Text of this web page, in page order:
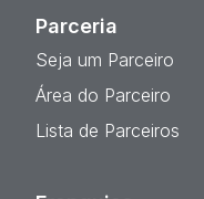
Parceria
Seja um Parceiro
Área do Parceiro
Lista de Parceiros